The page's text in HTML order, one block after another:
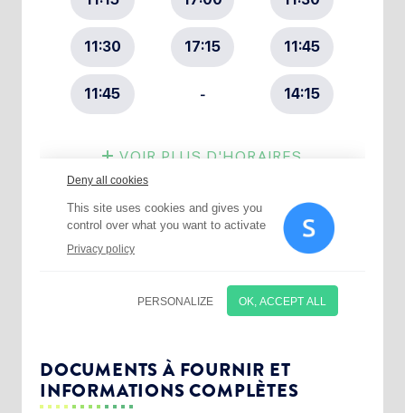
DOCUMENTS À FOURNIR ET
INFORMATIONS COMPLÈTES
Choisissez votre abonnement :
Newsletter Culture
Newsletter Sport et Vie associative